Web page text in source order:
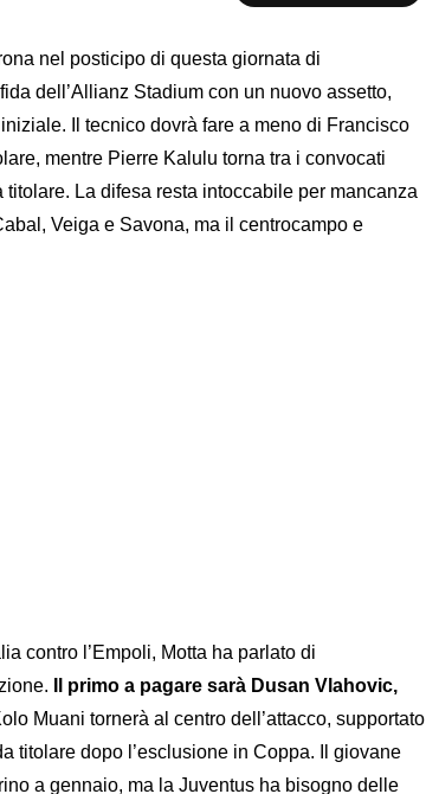
nel posticipo di questa giornata di
dell’Allianz Stadium con un nuovo assetto,
Il tecnico dovrà fare a meno di Francisco
mentre Pierre Kalulu torna tra i convocati
La difesa resta intoccabile per mancanza
Veiga e Savona, ma il centrocampo e
contro l’Empoli, Motta ha parlato di
Il primo a pagare sarà Dusan Vlahovic,
Muani tornerà al centro dell’attacco, supportato
titolare dopo l’esclusione in Coppa. Il giovane
a gennaio, ma la Juventus ha bisogno delle